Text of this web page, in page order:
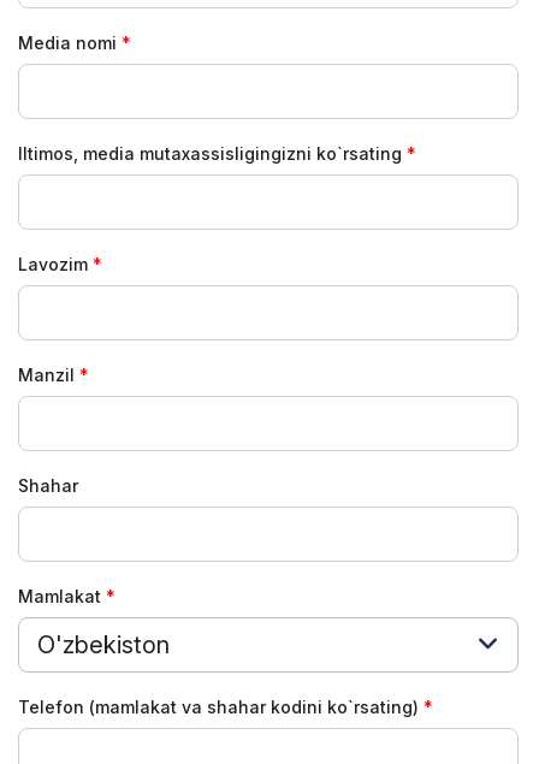
Media nomi
Iltimos, media mutaxassisligingizni ko`rsating
Lavozim
Manzil
Shahar
Mamlakat
O'zbekiston
Telefon (mamlakat va shahar kodini ko`rsating)